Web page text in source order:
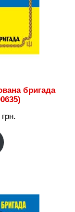
бригада
грн.Діапазон